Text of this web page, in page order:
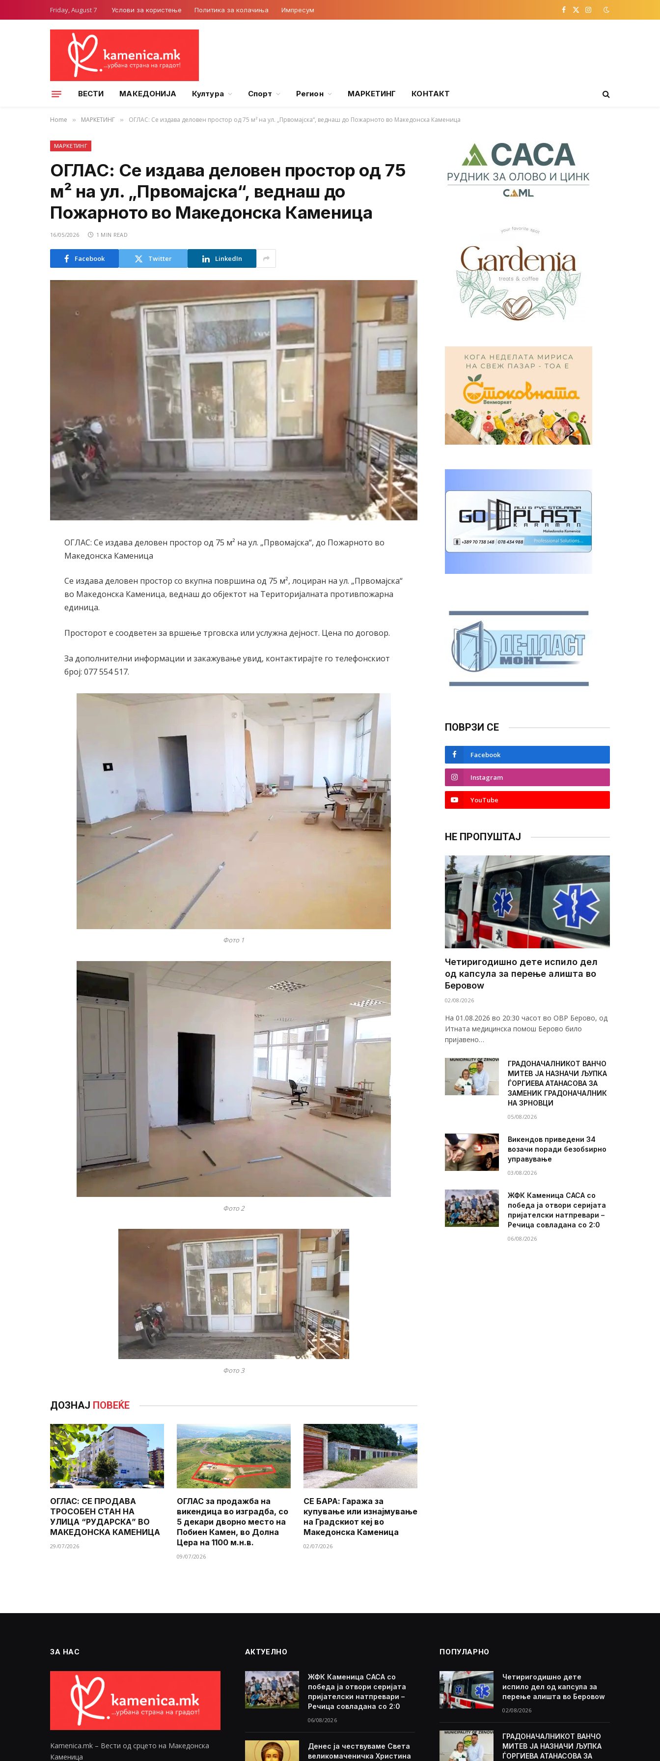
Friday, August 7 Услови за користење Политика за колачиња Импресум Facebook
X
Instagram
ВЕСТИ МАКЕДОНИЈА Култура Спорт Регион МАРКЕТИНГ КОНТАКТ
Home » МАРКЕТИНГ » ОГЛАС: Се издава деловен простор од 75 м² на ул. „Првомајска“, веднаш до Пожарното во Македонска Каменица
МАРКЕТИНГ
ОГЛАС: Се издава деловен простор од 75
м² на ул. „Првомајска“, веднаш до
Пожарното во Македонска Каменица
16/05/2026 1 MIN READ
Facebook Twitter LinkedIn
ОГЛАС: Се издава деловен простор од 75 м² на ул. „Првомајска“, до Пожарното во
Македонска Каменица
Се издава деловен простор со вкупна површина од 75 м², лоциран на ул. „Првомајска“
во Македонска Каменица, веднаш до објектот на Територијалната противпожарна
единица.
Просторот е соодветен за вршење трговска или услужна дејност. Цена по договор.
За дополнителни информации и закажување увид, контактирајте го телефонскиот
број: 077 554 517.
Фото 1
Фото 2
Фото 3
ДОЗНАЈ ПОВЕЌЕ
ОГЛАС: СЕ ПРОДАВА
ТРОСОБЕН СТАН НА
УЛИЦА “РУДАРСКА” ВО
МАКЕДОНСКА КАМЕНИЦА
29/07/2026
ОГЛАС за продажба на
викендица во изградба, со
5 декари дворно место на
Побиен Камен, во Долна
Цера на 1100 м.н.в.
09/07/2026
СЕ БАРА: Гаража за
купување или изнајмување
на Градскиот кеј во
Македонска Каменица
02/07/2026
ПОВРЗИ СЕ
Facebook
Instagram
YouTube
НЕ ПРОПУШТАЈ
Четиригодишно дете испило дел
од капсула за перење алишта во
Беровоw
02/08/2026
На 01.08.2026 во 20:30 часот во ОВР Берово, од
Итната медицинска помош Берово било
пријавено…
ГРАДОНАЧАЛНИКОТ ВАНЧО
МИТЕВ ЈА НАЗНАЧИ ЉУПКА
ЃОРГИЕВА АТАНАСОВА ЗА
ЗАМЕНИК ГРАДОНАЧАЛНИК
НА ЗРНОВЦИ
05/08/2026
Викендов приведени 34
возачи поради безобѕирно
управување
03/08/2026
ЖФК Каменица САСА со
победа ја отвори серијата
пријателски натпревари –
Речица совладана со 2:0
06/08/2026
ЗА НАС
Kamenica.mk – Вести од срцето на Македонска
Каменица
АКТУЕЛНО
ЖФК Каменица САСА со
победа ја отвори серијата
пријателски натпревари –
Речица совладана со 2:0
06/08/2026
Денес ја чествуваме Света
великомаченичка Христина
ПОПУЛАРНО
Четиригодишно дете
испило дел од капсула за
перење алишта во Беровоw
02/08/2026
ГРАДОНАЧАЛНИКОТ ВАНЧО
МИТЕВ ЈА НАЗНАЧИ ЉУПКА
ЃОРГИЕВА АТАНАСОВА ЗА